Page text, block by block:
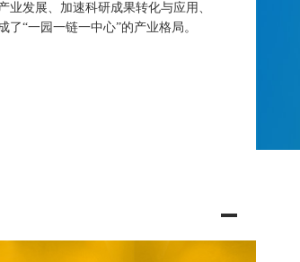
发展、加速科研成果转化与应用、
“一园一链一中心”的产业格局。